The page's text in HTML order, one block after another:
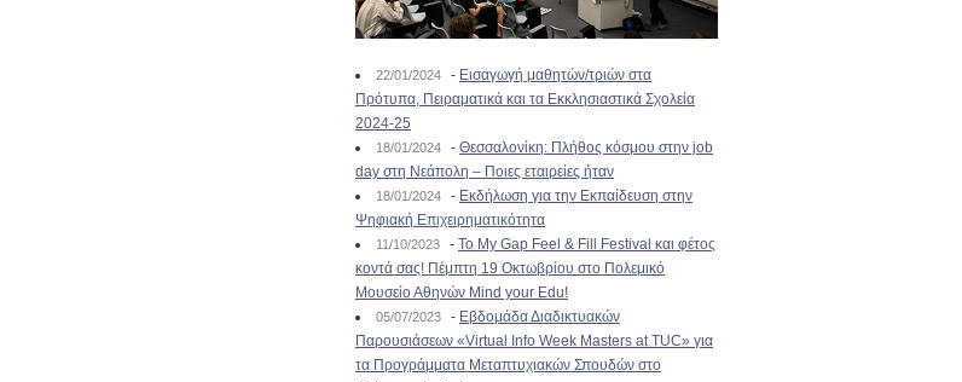
22/01/2024 - Εισαγωγή μαθητών/τριών στα
Πρότυπα, Πειραματικά και τα Εκκλησιαστικά Σχολεία
2024-25
18/01/2024 - Θεσσαλονίκη: Πλήθος κόσμου στην job
day στη Νεάπολη – Ποιες εταιρείες ήταν
18/01/2024 - Εκδήλωση για την Εκπαίδευση στην
Ψηφιακή Επιχειρηματικότητα
11/10/2023 - To My Gap Feel & Fill Festival και φέτος
κοντά σας! Πέμπτη 19 Οκτωβρίου στο Πολεμικό
Μουσείο Αθηνών Mind your Edu!
05/07/2023 - Εβδομάδα Διαδικτυακών
Παρουσιάσεων «Virtual Info Week Masters at TUC» για
τα Προγράμματα Μεταπτυχιακών Σπουδών στο